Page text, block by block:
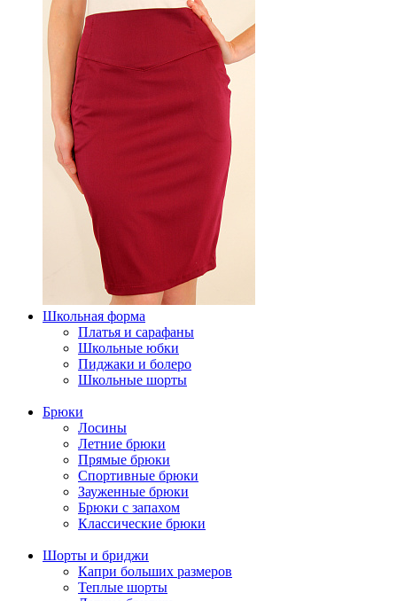
Школьная форма
Платья и сарафаны
Школьные юбки
Пиджаки и болеро
Школьные шорты
Брюки
Лосины
Летние брюки
Прямые брюки
Спортивные брюки
Зауженные брюки
Брюки с запахом
Классические брюки
Шорты и бриджи
Капри больших размеров
Теплые шорты